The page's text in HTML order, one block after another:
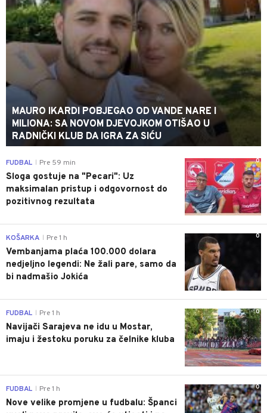
MAURO IKARDI POBJEGAO OD VANDE NARE I
MILIONA: SA NOVOM DJEVOJKOM OTIŠAO U
RADNIČKI KLUB DA IGRA ZA SIĆU
0
FUDBAL Pre 59 min
Sloga gostuje na "Pecari": Uz
maksimalan pristup i odgovornost do
pozitivnog rezultata
0
KOŠARKA Pre 1 h
Vembanjama plaća 100.000 dolara
nedjeljno legendi: Ne žali pare, samo da
bi nadmašio Jokića
0
FUDBAL Pre 1 h
Navijači Sarajeva ne idu u Mostar,
imaju i žestoku poruku za čelnike kluba
0
FUDBAL Pre 1 h
Nove velike promjene u fudbalu: Španci